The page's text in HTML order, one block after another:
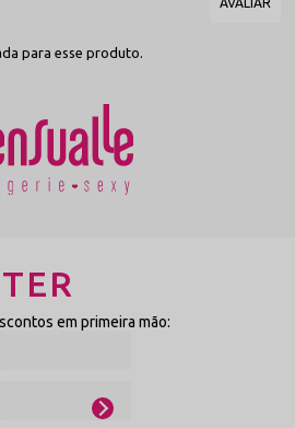
e Rebelde - Rubi
(Poliamida/Elastano), Algodão e
para esse produto.
em primeira mão: